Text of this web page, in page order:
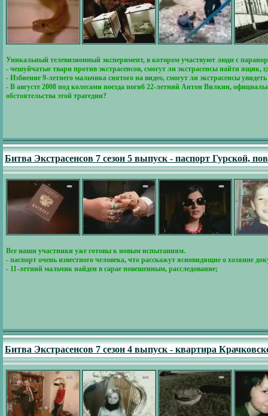
Уникальный телевизионный эксперимент, в котором участвуют люди с
- чешуйчатые твари против экстрасенсов, смогут ли экстрасенсы найти ящик,
- Избиение 9-летнего мальчика снятого на видео, смогут ли экстрасенсы
- В августе 2008 под колесами поезда погиб 22-летний Антон Вилкин,
обстоятельства этой трагедии?
Битва Экстрасенсов 7 сезон 5 выпуск - паспорт Гурской,
Все наши участники уже готовы к новым испытаниям.
- паспорт очень известного человека, что расскажут ясновидящие о хозяине
- 11-летний мальчик найден в сарае повешенным, расследование;
Битва Экстрасенсов 7 сезон 4 выпуск - квартира